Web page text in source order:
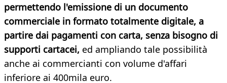
permettendo l'emissione di un documento
commerciale in formato totalmente digitale, a
partire dai pagamenti con carta, senza bisogno di
supporti cartacei, ed ampliando tale possibilità
anche ai commercianti con volume d'affari
inferiore ai 400mila euro.